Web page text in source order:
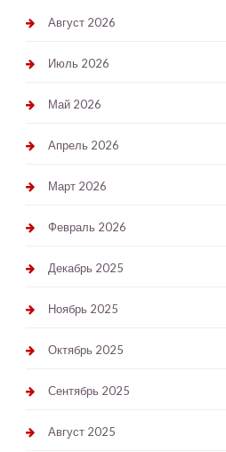
Август 2026
Июль 2026
Май 2026
Апрель 2026
Март 2026
Февраль 2026
Декабрь 2025
Ноябрь 2025
Октябрь 2025
Сентябрь 2025
Август 2025